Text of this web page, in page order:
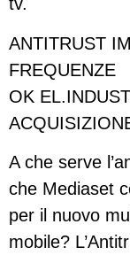
ANTITRUST
FREQUENZE
OK
A che serve
che Mediaset
per il nuovo
mobile?